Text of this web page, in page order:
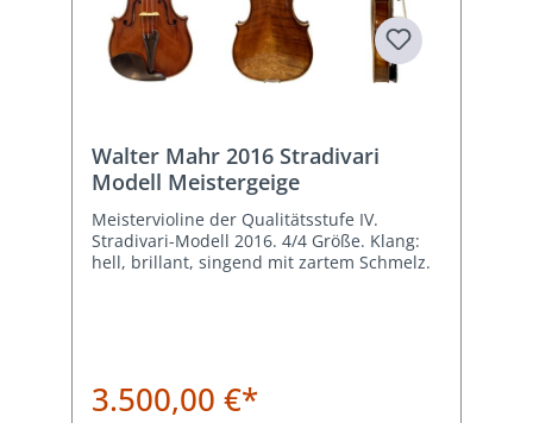
Walter Mahr 2016 Stradivari
Modell Meistergeige
Meistervioline der Qualitätsstufe IV.
Stradivari-Modell 2016. 4/4 Größe. Klang:
hell, brillant, singend mit zartem Schmelz.
3.500,00 €*